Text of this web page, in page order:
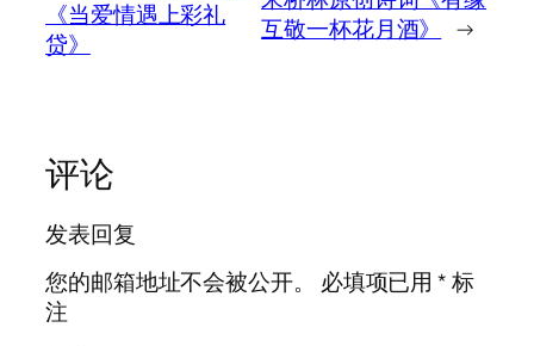
《当爱情遇上彩礼
贷》
互敬一杯花月酒》
→
评论
发表回复
您的邮箱地址不会被公开。
必填项已用*标
注